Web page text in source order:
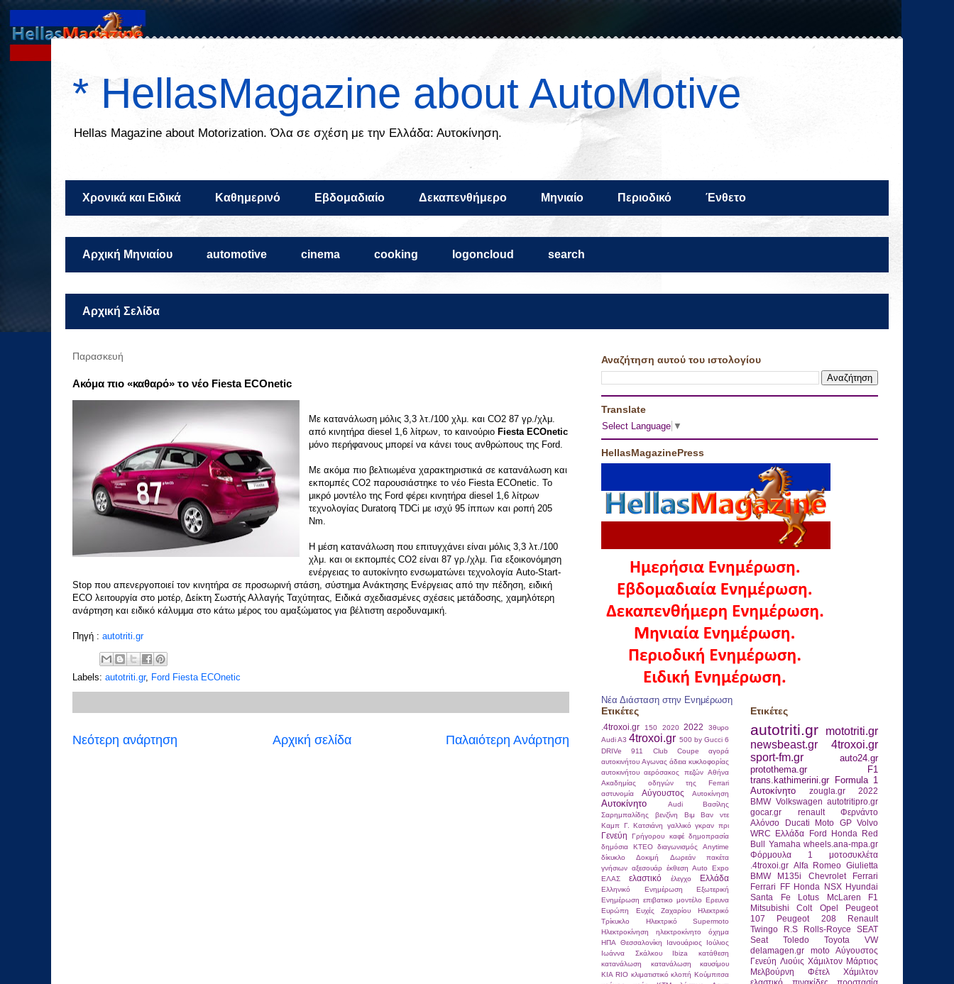
* HellasMagazine about AutoMotive
Ηellas Μagazine about Motorization. Όλα σε σχέση με την Ελλάδα: Αυτοκίνηση.
Χρονικά και Ειδικά Καθημερινό Εβδομαδιαίο Δεκαπενθήμερο Μηνιαίο Περιοδικό Ένθετο
Αρχική Μηνιαίου automotive cinema cooking logoncloud search
Αρχική Σελίδα
Παρασκευή
Ακόμα πιο «καθαρό» το νέο Fiesta ECOnetic
Mε κατανάλωση μόλις 3,3 λτ./100 χλμ. και CO2 87 γρ./χλμ.
από κινητήρα diesel 1,6 λίτρων, το καινούριο Fiesta ECOnetic
μόνο περήφανους μπορεί να κάνει τους ανθρώπους της Ford.
Mε ακόμα πιο βελτιωμένα χαρακτηριστικά σε κατανάλωση και
εκπομπές CO2 παρουσιάστηκε το νέο Fiesta ECOnetic. Το
μικρό μοντέλο της Ford φέρει κινητήρα diesel 1,6 λίτρων
τεχνολογίας Duratorq TDCi με ισχύ 95 ίππων και ροπή 205
Nm.
H μέση κατανάλωση που επιτυγχάνει είναι μόλις 3,3 λτ./100
χλμ. και οι εκπομπές CO2 είναι 87 γρ./χλμ. Για εξοικονόμηση
ενέργειας το αυτοκίνητο ενσωματώνει τεχνολογία Auto-Start-
Stop που απενεργοποιεί τον κινητήρα σε προσωρινή στάση, σύστημα Ανάκτησης Ενέργειας από την πέδηση, ειδική
ECO λειτουργία στο μοτέρ, Δείκτη Σωστής Αλλαγής Ταχύτητας, Ειδικά σχεδιασμένες σχέσεις μετάδοσης, χαμηλότερη
ανάρτηση και ειδικό κάλυμμα στο κάτω μέρος του αμαξώματος για βέλτιστη αεροδυναμική.
Πηγή : autotriti.gr
Labels: autotriti.gr, Ford Fiesta ECOnetic
Νεότερη ανάρτηση Παλαιότερη Ανάρτηση
Αρχική σελίδα
Αναζήτηση αυτού του ιστολογίου
Translate
Select Language ▼
HellasMagazinePress
Νέα Διάσταση στην Ενημέρωση
Ετικέτες
.4troxoi.gr 150 2020 2022
3θυρο
Audi A3 4troxoi.gr 500 by Gucci 6
DRIVe
911 Club Coupe
αγορά
αυτοκινήτου Αγωνας άδεια κυκλοφορίας
αυτοκινήτου αερόσακος πεζών Αθήνα
Ακαδημίας οδηγών της Ferrari
αστυνομία
Αύγουστος Αυτοκίνηση
Αυτοκίνητο Αudi
Βασίλης
Σαρημπαλίδης
βενζίνη
Βιμ Βαν ντε
Καμπ Γ. Κατσιάνη γαλλικό γκραν πρι
Γενεύη Γρήγορου καφέ δημοπρασία
δημόσια ΚΤΕΟ
διαγωνισμός Anytime
δίκυκλο
Δοκιμή
Δωρεάν πακέτα
γνήσιων αξεσουάρ έκθεση Auto Expo
ΕΛΑΣ
ελαστικό έλεγχο Ελλάδα
Ελληνικό Ενημέρωση
Εξωτερική
Ενημέρωση επιβατικο μοντέλο Ερευνα
Ευρώπη
Ευχές Ζαχαρίου
Ηλεκτρικό
Τρίκυκλο
Ηλεκτρικό Supermoto
Ηλεκτροκίνηση
ηλεκτροκίνητο όχημα
ΗΠΑ
Θεσσαλονίκη Ιανουάριος
Ιούλιος
Ιωάννα Σκάλκου
Ιbiza
κατάθεση
κατανάλωση
κατανάλωση καυσίμου
ΚΙΑ RIO κλιματιστικό κλοπή Κούμπιτσα
Ετικέτες
autotriti.gr
mototriti.gr
newsbeast.gr
4troxoi.gr
sport-fm.gr
auto24.gr
protothema.gr
F1
trans.kathimerini.gr
Formula 1
Αυτοκίνητο
zougla.gr
2022
BMW Volkswagen autotritipro.gr
gocar.gr
renault
Φερνάντο
Αλόνσο
Ducati Moto GP Volvo
WRC
Ελλάδα Ford Honda
Red
Bull
Yamaha wheels.ana-mpa.gr
Φόρμουλα 1
μοτοσυκλέτα
.4troxoi.gr Alfa Romeo Giulietta
BMW M135i
Chevrolet
Ferrari
Ferrari FF Honda NSX Hyundai
Santa Fe
Lotus
McLaren F1
Mitsubishi Colt
Opel
Peugeot
107
Peugeot 208
Renault
Twingo R.S
Rolls-Royce
SEAT
Seat Toledo
Toyota
VW
delamagen.gr
moto
Αύγουστος
Γενεύη Λιούις Χάμιλτον Μάρτιος
Μελβούρνη
Φέτελ
Χάμιλτον